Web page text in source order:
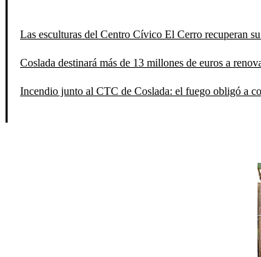
Las esculturas del Centro Cívico El Cerro recuperan
Coslada destinará más de 13 millones de euros a
Incendio junto al CTC de Coslada: el fuego obligó a